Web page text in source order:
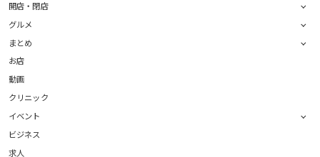
開店・閉店
グルメ
まとめ
お店
動画
クリニック
イベント
ビジネス
求人